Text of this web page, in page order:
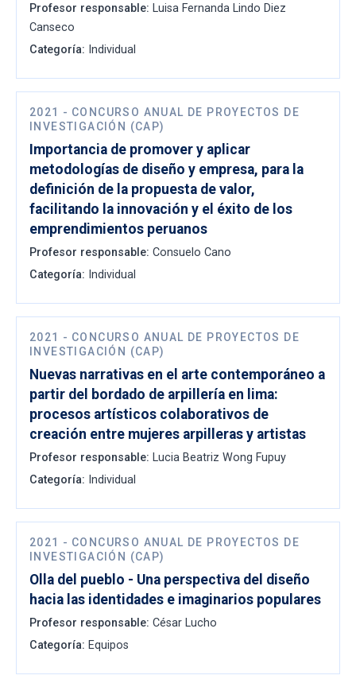
Profesor responsable: Luisa Fernanda Lindo Diez
Canseco
Categoría: Individual
2021 - CONCURSO ANUAL DE PROYECTOS DE
INVESTIGACIÓN (CAP)
Importancia de promover y aplicar
metodologías de diseño y empresa, para la
definición de la propuesta de valor,
facilitando la innovación y el éxito de los
emprendimientos peruanos
Profesor responsable: Consuelo Cano
Categoría: Individual
2021 - CONCURSO ANUAL DE PROYECTOS DE
INVESTIGACIÓN (CAP)
Nuevas narrativas en el arte contemporáneo a
partir del bordado de arpillería en lima:
procesos artísticos colaborativos de
creación entre mujeres arpilleras y artistas
Profesor responsable: Lucia Beatriz Wong Fupuy
Categoría: Individual
2021 - CONCURSO ANUAL DE PROYECTOS DE
INVESTIGACIÓN (CAP)
Olla del pueblo - Una perspectiva del diseño
hacia las identidades e imaginarios populares
Profesor responsable: César Lucho
Categoría: Equipos